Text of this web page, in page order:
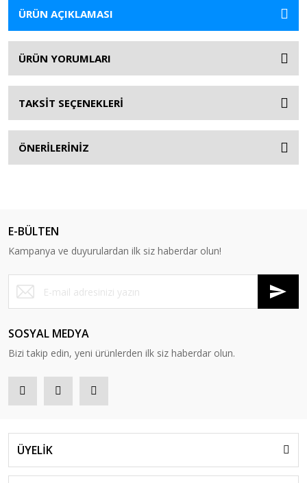
ÜRÜN AÇIKLAMASI
ÜRÜN YORUMLARI
TAKSİT SEÇENEKLERİ
ÖNERİLERİNİZ
E-BÜLTEN
Kampanya ve duyurulardan ilk siz haberdar olun!
SOSYAL MEDYA
Bizi takip edin, yeni ürünlerden ilk siz haberdar olun.
ÜYELİK